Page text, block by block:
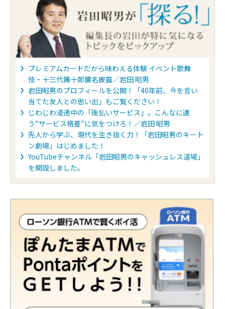
プレミアムカードだから味わえる体験 イベント歌舞
伎・十三代團十郎襲名披露／岩田 昭男
岩田昭男のプロフィールを公開！「40年前、今を言い
当てた友人との思い出」もご覧ください！
じわじわ浸透中の「後払いサービス」。こんなに違
う”サービス格差”に気をつけろ！／岩田 昭男
先人から学ぶ、現代を生き抜く力！「岩田昭男のキート
ン劇場」はじめました！
YouTubeチャンネル「岩田昭男のキャッシュレス道場」
を開設しました。